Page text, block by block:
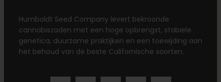
Humboldt Seed Company levert bekroonde
cannabiszaden met een hoge opbrengst, stabiele
genetica, duurzame praktijken en een toewijding aan
het behoud van de beste Californische soorten.